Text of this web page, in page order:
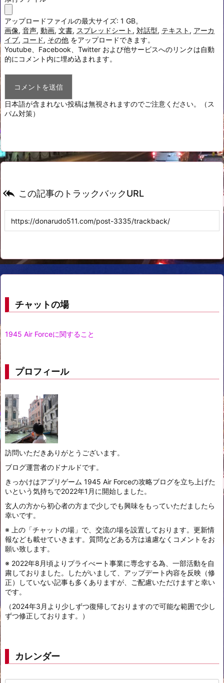
アップロードファイルの最大サイズ: 1 GB。
画像, 音声, 動画, 文書, スプレッドシート , 対話型, テキスト , アーカ
イブ, コード, その他 をアップロードできます。
Youtube、Facebook、Twitter および他サービスへのリンクは自動
的にコメント内に埋め込まれます。
日本語が含まれない投稿は無視されますのでご注意ください。（ス
パム対策）
 この記事のトラックバックURL
チャットの場
1945 Air Forceに関すること
プロフィール
訪問いただきありがとうございます。
ブログ運営者のドナルドです。
きっかけはアプリゲーム 1945 Air Forceの攻略ブログを立ち上げた
いという気持ちで2022年1月に開始しました。
玄人の方から初心者の方まで少しでも興味をもっていただましたら
幸いです。
※ 上の「チャットの場」で、交流の場を設置しております。更新情
報なども載せていきます。質問などある方は遠慮なくコメントをお
願い致します。
※ 2022年8月頃よりプライべート事業に専念する為、一部活動を自
粛しておりました。したがいまして、アップデート内容を反映（修
正）していない記事も多くありますが、ご配慮いただけますと幸い
です。
（2024年3月より少しずつ復帰しておりますので可能な範囲で少し
ずつ修正しております。）
カレンダー